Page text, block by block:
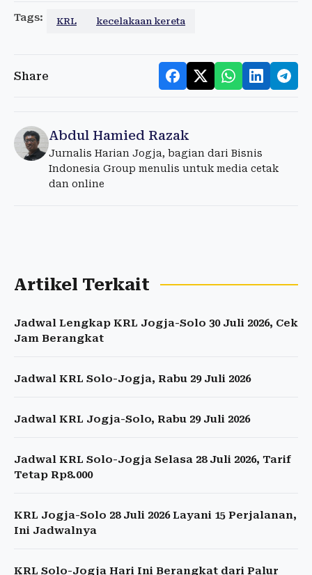
Tags: KRL kecelakaan kereta
Share
Abdul Hamied Razak
Jurnalis Harian Jogja, bagian dari Bisnis
Indonesia Group menulis untuk media cetak
dan online
Artikel Terkait
Jadwal Lengkap KRL Jogja-Solo 30 Juli 2026, Cek
Jam Berangkat
Jadwal KRL Solo-Jogja, Rabu 29 Juli 2026
Jadwal KRL Jogja-Solo, Rabu 29 Juli 2026
Jadwal KRL Solo-Jogja Selasa 28 Juli 2026, Tarif
Tetap Rp8.000
KRL Jogja-Solo 28 Juli 2026 Layani 15 Perjalanan,
Ini Jadwalnya
KRL Solo-Jogja Hari Ini Berangkat dari Palur